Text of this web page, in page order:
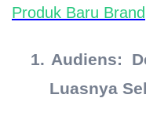
Produk Baru Brand
1. Audiens:
Luasnya